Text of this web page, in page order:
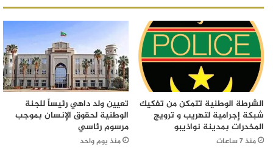
الشرطة الوطنية تتمكن من تفكيك
شبكة إجرامية لتهريب و ترويج
المخدرات بمدينة نواذيبو
منذ 7 ساعات
تعيين ولد داهي رئيساً للجنة
الوطنية لحقوق الإنسان بموجب
مرسوم رئاسي
منذ يوم واحد